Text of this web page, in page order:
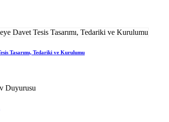
Tasarımı, Tedariki ve Kurulumu